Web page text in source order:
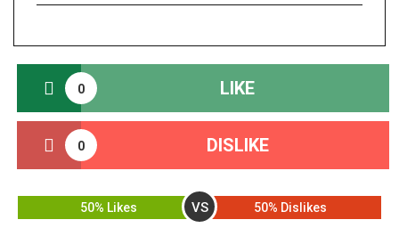
0 LIKE
0 DISLIKE
50% Likes VS 50% Dislikes